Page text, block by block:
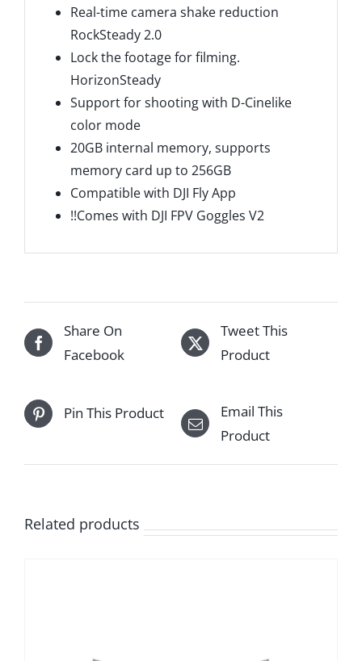
Real-time camera shake reduction
RockSteady 2.0
Lock the footage for filming.
HorizonSteady
Support for shooting with D-Cinelike
color mode
20GB internal memory, supports
memory card up to 256GB
Compatible with DJI Fly App
!!Comes with DJI FPV Goggles V2
Share On
Facebook
Tweet This
Product
Pin This Product
Email This
Product
Related products